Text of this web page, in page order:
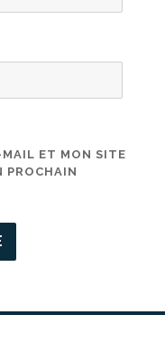
ET MON SITE
PROCHAIN